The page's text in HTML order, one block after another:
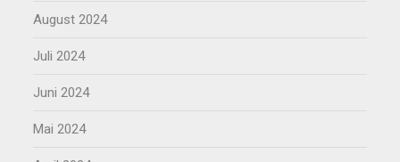
August 2024
Juli 2024
Juni 2024
Mai 2024